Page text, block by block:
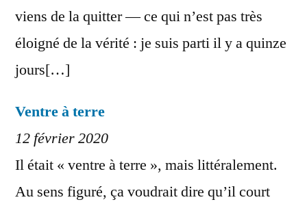
viens de la quitter — ce qui n’est pas très
éloigné de la vérité : je suis parti il y a quinze
jours[…]
Ventre à terre
12 février 2020
Il était « ventre à terre », mais littéralement.
Au sens figuré, ça voudrait dire qu’il court